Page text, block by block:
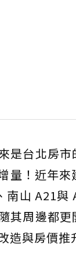
是台北房
量！近年
南山 A21與
其周邊都
造與房價推